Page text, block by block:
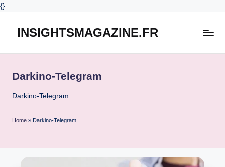
{}
INSIGHTSMAGAZINE.FR
Darkino-Telegram
Darkino-Telegram
Home » Darkino-Telegram